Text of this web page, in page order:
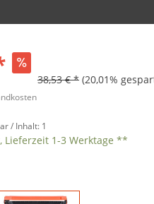
38,53 € * (20,01%
/ Inhalt: 1
Lieferzeit 1-3 Werktage **